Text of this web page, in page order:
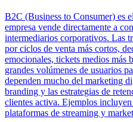
B2C (Business to Consumer) es
empresa vende directamente a
intermediarios corporativos. Las
por ciclos de venta más cortos,
emocionales, tickets medios más
grandes volúmenes de usuarios
dependen mucho del marketing
branding y las estrategias de
clientes activa. Ejemplos
plataformas de streaming y